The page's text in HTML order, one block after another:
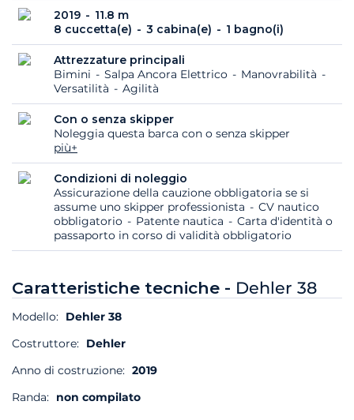
2019
11.8 m
8 cuccetta(e)
3 cabina(e) 1 bagno(i)
Attrezzature principali
Bimini
Salpa Ancora Elettrico
Manovrabilità
Versatilità
Agilità
Con o senza skipper
Noleggia questa barca con o senza skipper
più+
Condizioni di noleggio
Assicurazione della cauzione obbligatoria se si
assume uno skipper professionista
CV nautico
obbligatorio
Patente nautica
Carta d'identità o
passaporto in corso di validità obbligatorio
Caratteristiche tecniche - Dehler 38
Modello: Dehler 38
Costruttore: Dehler
Anno di costruzione: 2019
Randa: non compilato